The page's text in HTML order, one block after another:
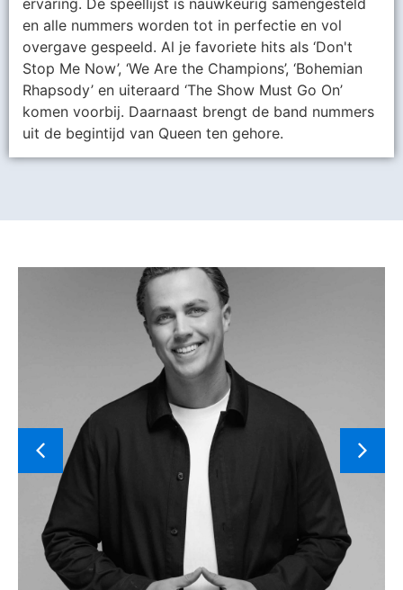
ervaring. De speellijst is nauwkeurig samengesteld
en alle nummers worden tot in perfectie en vol
overgave gespeeld. Al je favoriete hits als ‘Don't
Stop Me Now’, ‘We Are the Champions’, ‘Bohemian
Rhapsody’ en uiteraard ‘The Show Must Go On’
komen voorbij. Daarnaast brengt de band nummers
uit de begintijd van Queen ten gehore.